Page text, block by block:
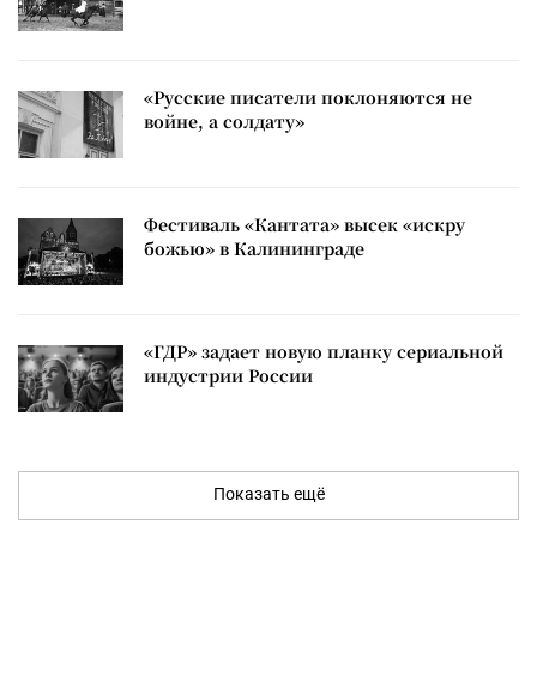
«Русские писатели поклоняются не
войне, а солдату»
Фестиваль «Кантата» высек «искру
божью» в Калининграде
«ГДР» задает новую планку сериальной
индустрии России
Показать ещё